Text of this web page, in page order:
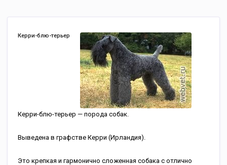
Керри-блю-терьер
Керри-блю-терьер — порода собак.
Выведена в графстве Керри (Ирландия).
Это крепкая и гармонично сложенная собака с отлично